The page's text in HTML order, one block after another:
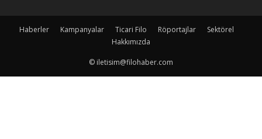
Haberler Kampanyalar Ticari Filo Röportajlar
Sektörel
Hakkımızda
© iletisim@filohaber.com